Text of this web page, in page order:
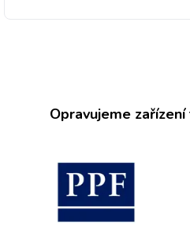
Opravujeme